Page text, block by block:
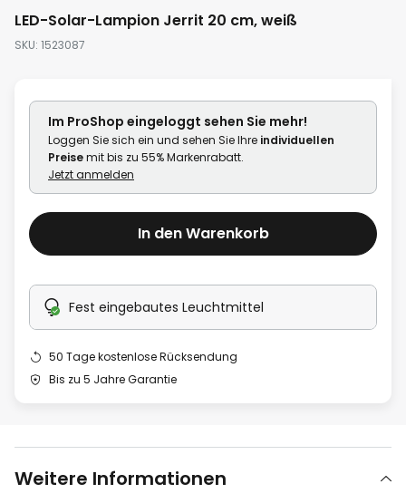
Zum
springen
LED-Solar-Lampion Jerrit 20 cm, weiß
SKU 1523087
Im ProShop eingeloggt sehen Sie mehr!
Loggen Sie sich ein und sehen Sie Ihre individuellen
Preisemit bis zu 55% Markenrabatt.
Jetzt anmelden
In den Warenkorb
Fest eingebautes Leuchtmittel
50 Tage kostenlose Rücksendung
Bis zu 5 Jahre Garantie
Weitere Informationen